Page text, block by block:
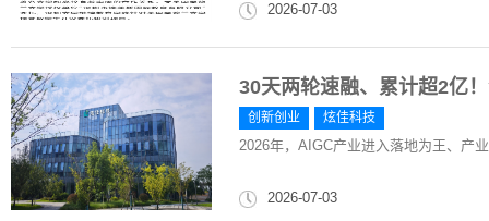
2026-07-03
30天两轮速融、累计超2亿
创新创业 炫佳科技
2026年，AIGC产业进入落地为王、产
2026-07-03